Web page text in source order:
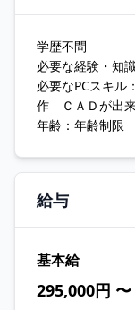
学歴不問
必要な経験・知
必要なPCスキル
作 ＣＡＤが出
年齢：年齢制限
給与
基本給
295,000円